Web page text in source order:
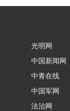
光明网
中国新闻网
中青在线
中国军网
法治网